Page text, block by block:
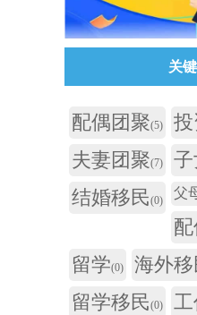
关
配偶团聚(5)
夫妻团聚(7)
结婚移民(0) 父
留学(0) 海外移
留学移民(0)